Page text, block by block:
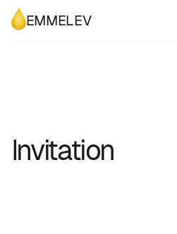
EMMELEV
Invitation